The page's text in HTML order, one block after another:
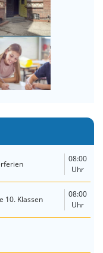
08:00
Uhr
10. Klassen
08:00
Uhr